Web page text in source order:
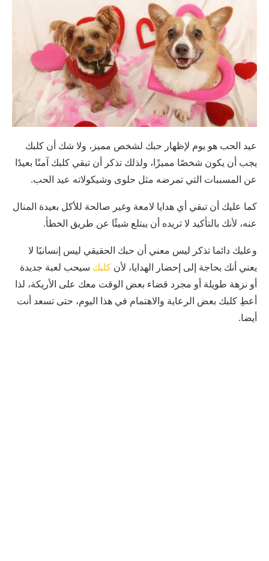
عيد الحب هو يوم لإظهار حبك لشخص مميز، ولا شك أن كلبك
يجب أن يكون شخصًا مميزًا، ولذلك تذكر أن تبقي كلبك آمنًا بعيدًا
عن المسببات التي تمرضه مثل حلوى وشيكولاته عيد الحب.
كما عليك أن تبقي أي هدايا لامعة وغير صالحة للأكل بعيدة المنال
عنه، لأنك بالتأكيد لا تريده أن يبتلع شيئًا عن طريق الخطأ.
وعليك دائما تذكر ليس معني أن حبك الحقيقي ليس إنسانيًا لا
يعني أنك بحاجة إلى إحضار الهدايا، لأن كلبك سيحب لعبة جديدة
أو نزهة طويلة أو مجرد قضاء بعض الوقت معك على الأريكة، لذا
أعطِ كلبك بعض الرعاية والاهتمام في هذا اليوم، حتى تسعد أنت
أيضا.